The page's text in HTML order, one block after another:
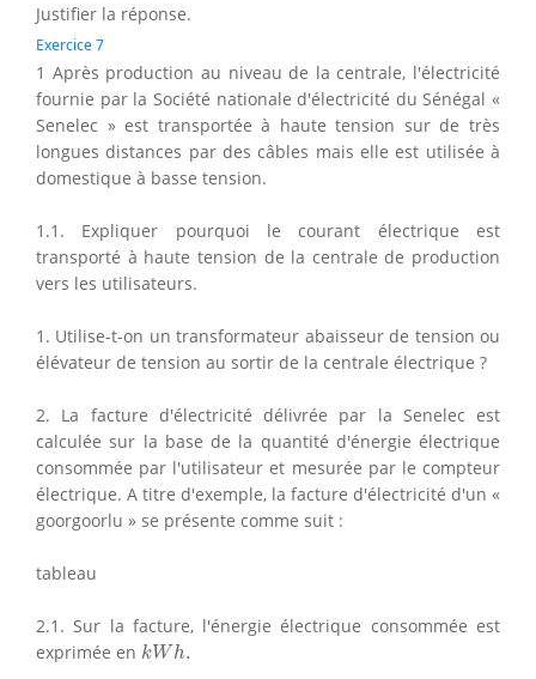
Justifier la réponse.
Exercice 7
1 Après production au niveau de la centrale, l'électricité
fournie par la Société nationale d'électricité du Sénégal «
Senelec » est transportée à haute tension sur de très
longues distances par des câbles mais elle est utilisée à
domestique à basse tension.
1.1. Expliquer pourquoi le courant électrique est
transporté à haute tension de la centrale de production
vers les utilisateurs.
1. Utilise-t-on un transformateur abaisseur de tension ou
élévateur de tension au sortir de la centrale électrique ?
2. La facture d'électricité délivrée par la Senelec est
calculée sur la base de la quantité d'énergie électrique
consommée par l'utilisateur et mesurée par le compteur
électrique. A titre d'exemple, la facture d'électricité d'un «
goorgoorlu » se présente comme suit :
tableau
2.1. Sur la facture, l'énergie électrique consommée est
exprimée en kWh.
kWh